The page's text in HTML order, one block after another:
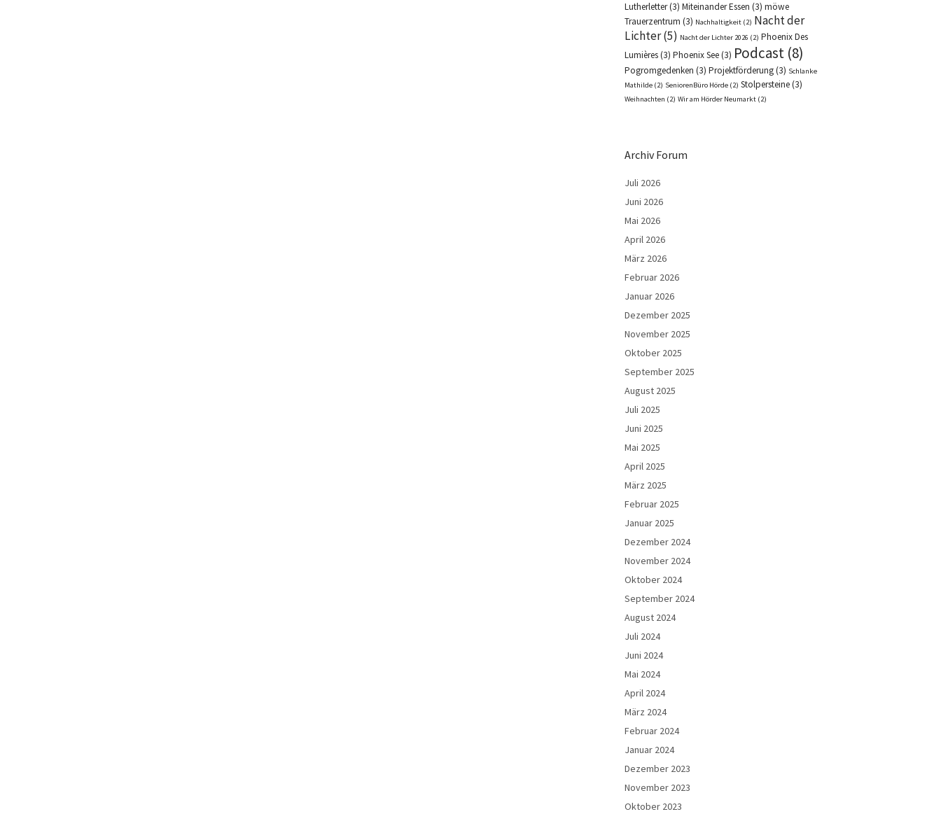
Lutherletter(3) Miteinander Essen (3) möwe
Trauerzentrum (3) Nachhaltigkeit (2) Nacht der
Lichter(5) Nacht der Lichter 2026 (2) Phoenix Des
Lumières(3) Phoenix See(3) Podcast (8)
Pogromgedenken (3) Projektförderung(3) Schlanke
Mathilde (2) SeniorenBüro Hörde (2) Stolpersteine(3)
Weihnachten (2) Wir am Hörder Neumarkt (2)
Archiv Forum
Juli 2026
Juni 2026
Mai 2026
April 2026
März 2026
Februar 2026
Januar 2026
Dezember 2025
November 2025
Oktober 2025
September 2025
August 2025
Juli 2025
Juni 2025
Mai 2025
April 2025
März 2025
Februar 2025
Januar 2025
Dezember 2024
November 2024
Oktober 2024
September 2024
August 2024
Juli 2024
Juni 2024
Mai 2024
April 2024
März 2024
Februar 2024
Januar 2024
Dezember 2023
November 2023
Oktober 2023